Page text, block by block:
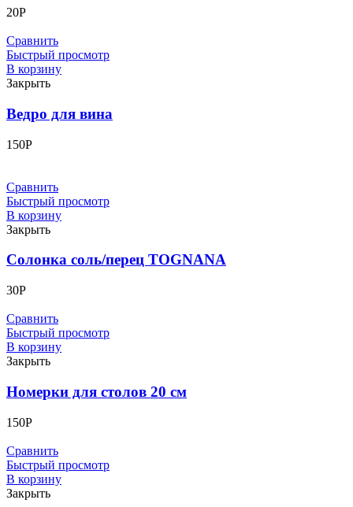
20Р
Сравнить
Быстрый просмотр
В корзину
Закрыть
Ведро для вина
150Р
Сравнить
Быстрый просмотр
В корзину
Закрыть
Солонка соль/перец TOGNANA
30Р
Сравнить
Быстрый просмотр
В корзину
Закрыть
Номерки для столов 20 см
150Р
Сравнить
Быстрый просмотр
В корзину
Закрыть